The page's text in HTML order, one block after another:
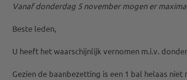
Vanaf donderdag 5 november mogen er
Beste leden,
U heeft het waarschijnlijk vernomen m.i.v.
Gezien de baanbezetting is een 1 bal helaas